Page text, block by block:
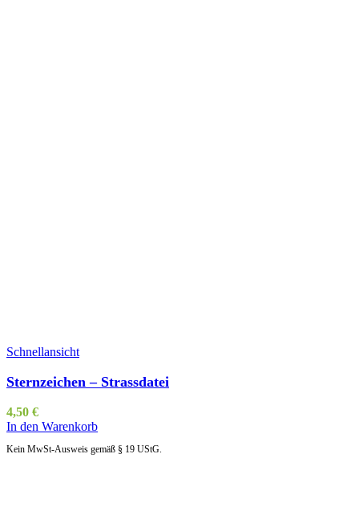
Schnellansicht
Sternzeichen – Strassdatei
4,50 €
In den Warenkorb
Kein MwSt-Ausweis gemäß § 19 UStG.